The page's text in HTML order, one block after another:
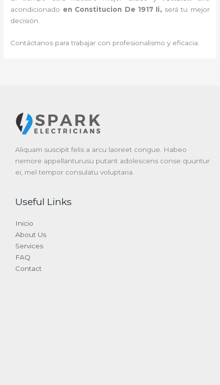
acondicionado en Constitucion De 1917 Ii, será tu mejor
decisión.
Contáctanos para trabajar con profesionalismo y eficacia.
Aliquam suscipit felis a arcu laoreet congue. Habeo
nemore appellanturusu putant adolescens conse quuntur
ei, mel tempor consulatu voluptaria.
Useful Links
Inicio
About Us
Services
FAQ
Contact